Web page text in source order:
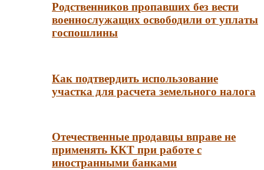
Родственников пропавших без вести
военнослужащих освободили от уплаты
госпошлины
Как подтвердить использование
участка для расчета земельного налога
Отечественные продавцы вправе не
применять ККТ при работе с
иностранными банками